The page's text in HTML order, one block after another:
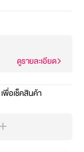
ดูรายละเอียด
เพื่อเช็คสินค้า